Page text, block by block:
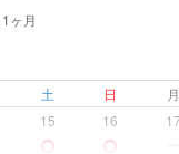
もに不可
ヶ月
土 日
15 16